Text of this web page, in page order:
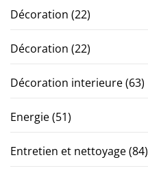
Décoration (22)
Décoration (22)
Décoration interieure(63)
Energie(51)
Entretien et nettoyage(84)